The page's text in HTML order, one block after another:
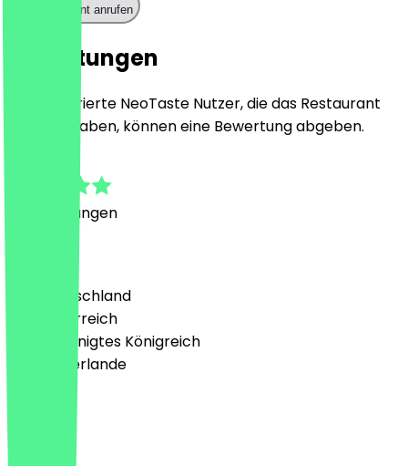
Restaurant anrufen
Bewertungen
Nur registrierte NeoTaste Nutzer, die das Restaurant
besucht haben, können eine Bewertung abgeben.
Bewertungen
🇩🇪 Deutschland
🇦🇹 Österreich
🇬🇧 Vereinigtes Königreich
🇳🇱 Niederlande
Deutsch